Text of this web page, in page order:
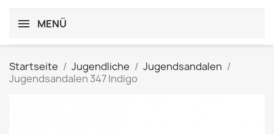
MENÜ
Startseite Jugendliche
Jugendsandalen
Jugendsandalen 347 Indigo